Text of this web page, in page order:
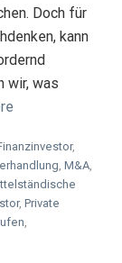
Doch für
kann
wir, was
,
, M&A,
, Private
,